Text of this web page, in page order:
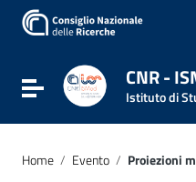
Attiva / disattiva laCNR -
Istituto di
Home / Evento / Proiezioni